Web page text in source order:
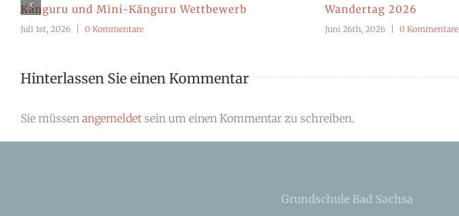
Känguru und Mini-Känguru Wettbewerb
Juli 1st, 2026 0 Kommentare
Wandertag 2026
Juni 26th, 2026 0 Kommentare
Hinterlassen Sie einen Kommentar
Sie müssen angemeldet sein um einen Kommentar zu schreiben.
Grundschule Bad Sachsa